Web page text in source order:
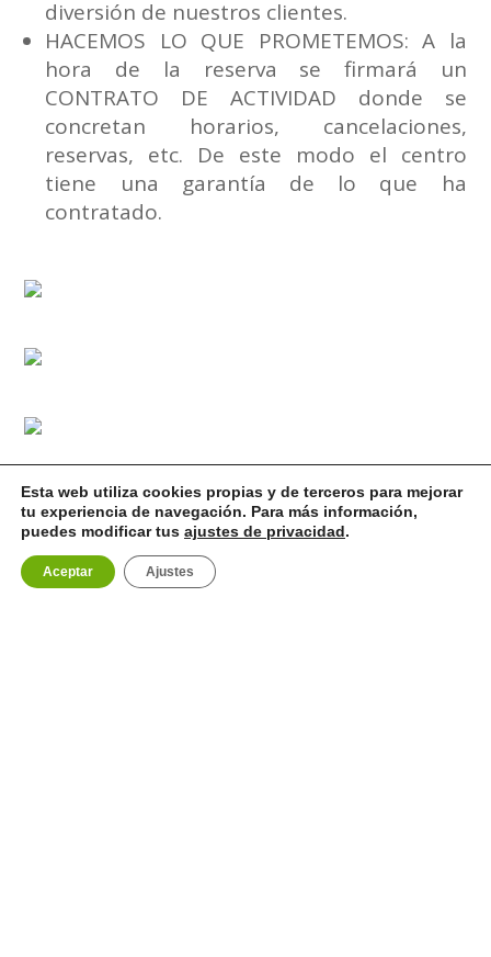
diversión de nuestros clientes.
HACEMOS LO QUE PROMETEMOS: A la
hora de la reserva se firmará un
CONTRATO DE ACTIVIDAD donde se
concretan horarios, cancelaciones,
reservas, etc. De este modo el centro
tiene una garantía de lo que ha
contratado.
Esta web utiliza cookies propias y de terceros para mejorar
tu experiencia de navegación. Para más información,
puedes modificar tus ajustes de privacidad.
Aceptar Ajustes